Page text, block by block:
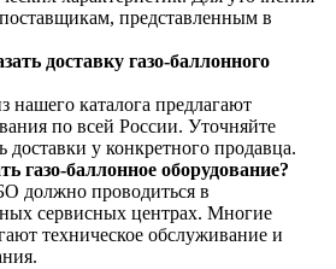
представленным в
доставку газо-баллонного
нашего каталога предлагают
по всей России. Уточняйте
доставки у конкретного продавца.
газо-баллонное оборудование?
должно проводиться в
сервисных центрах. Многие
техническое обслуживание и